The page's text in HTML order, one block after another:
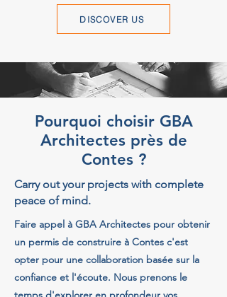
DISCOVER US
Pourquoi choisir GBA
Architectes près de
Contes ?
Carry out your projects with complete
peace of mind.
Faire appel à GBA Architectes pour obtenir
un permis de construire à Contes c'est
opter pour une collaboration basée sur la
confiance et l'écoute. Nous prenons le